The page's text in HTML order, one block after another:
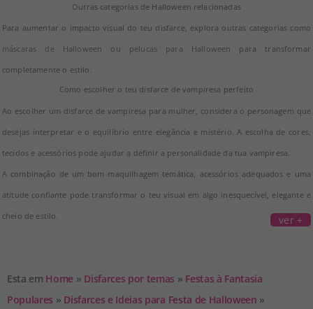
Outras categorias de Halloween relacionadas
Para aumentar o impacto visual do teu disfarce, explora outras categorias como
máscaras de Halloween ou pelucas para Halloween para transformar
completamente o estilo.
Como escolher o teu disfarce de vampiresa perfeito
Ao escolher um disfarce de vampiresa para mulher, considera o personagem que
desejas interpretar e o equilíbrio entre elegância e mistério. A escolha de cores,
tecidos e acessórios pode ajudar a definir a personalidade da tua vampiresa.
A combinação de um bom maquilhagem temática, acessórios adequados e uma
atitude confiante pode transformar o teu visual em algo inesquecível, elegante e
cheio de estilo. ver +
Esta em Home » Disfarces por temas » Festas à Fantasia
Populares » Disfarces e Ideias para Festa de Halloween »